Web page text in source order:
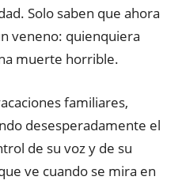
Solo saben que ahora
veneno: quienquiera
muerte horrible.
familiares,
desesperadamente el
de su voz y de su
ve cuando se mira en